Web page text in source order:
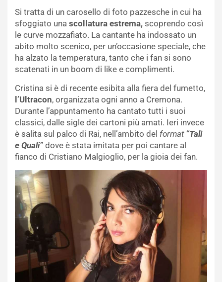
Si tratta di un carosello di foto pazzesche in cui ha
sfoggiato una scollatura estrema, scoprendo così
le curve mozzafiato. La cantante ha indossato un
abito molto scenico, per un’occasione speciale, che
ha alzato la temperatura, tanto che i fan si sono
scatenati in un boom di like e complimenti.
Cristina si è di recente esibita alla fiera del fumetto,
l’Ultracon, organizzata ogni anno a Cremona.
Durante l’appuntamento ha cantato tutti i suoi
classici, dalle sigle dei cartoni più amati. Ieri invece
è salita sul palco di Rai, nell’ambito del format “Tali
e Quali”dove è stata imitata per poi cantare al
fianco di Cristiano Malgioglio, per la gioia dei fan.